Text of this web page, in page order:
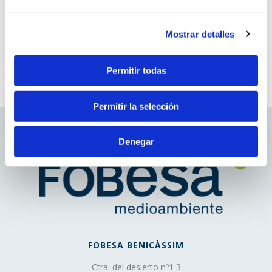
2. En función de la duración de la cookie:
accede a una página web.
Cookies persistentes: Son un tipo de cookies en el
que los datos siguen almacenados en el terminal y
pueden ser accedidos y tratados durante un periodo
definido por el responsable de la cookie, y que puede ir
de unos minutos a varios años.
3. En función de la finalidad de la cookie:
Cookies de análisis: Son aquéllas que bien tratadas
Mostrar detalles
Permitir todas
Permitir la selección
Denegar
FOBESA BENICÀSSIM
Ctra. del desierto nº1 3